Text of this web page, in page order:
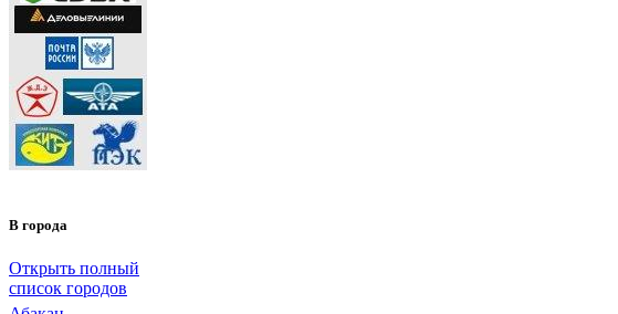
В города
Открыть полный
список городов